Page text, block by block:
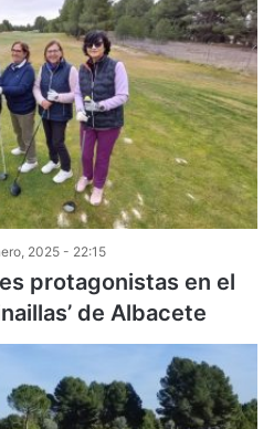
2025 - 22:15
protagonistas en el
de Albacete